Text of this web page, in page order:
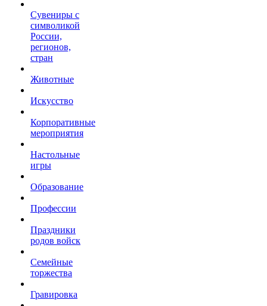
Сувениры с
символикой
России,
регионов,
стран
Животные
Искусство
Корпоративные
мероприятия
Настольные
игры
Образование
Профессии
Праздники
родов войск
Семейные
торжества
Гравировка